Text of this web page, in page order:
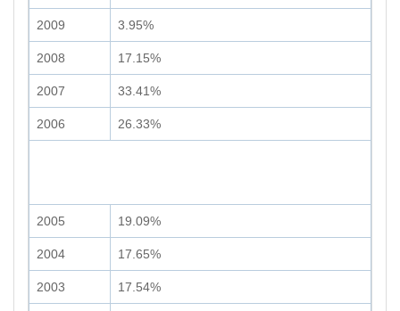
2009 3.95%
2008 17.15%
2007 33.41%
2006 26.33%
2005 19.09%
2004 17.65%
2003 17.54%